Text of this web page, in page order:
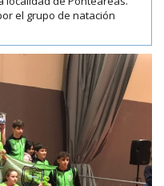
el grupo de natación